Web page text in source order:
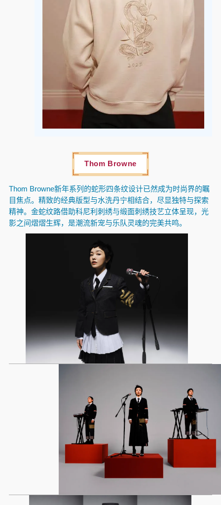
Thom Browne
Thom Browne新年系列的蛇形四条纹设计已然成为时尚界的瞩
目焦点。精致的经典版型与水洗丹宁相结合，尽显独特与探索
精神。金蛇纹路借助科尼利刺绣与缎面刺绣技艺立体呈现，光
影之间熠熠生辉，是潮流新宠与乐队灵魂的完美共鸣。